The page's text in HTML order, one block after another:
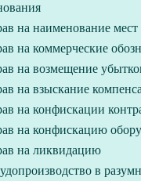
на наименование мест
на коммерческие
на возмещение
на взыскание
на конфискации
на конфискацию
на ликвидацию
в